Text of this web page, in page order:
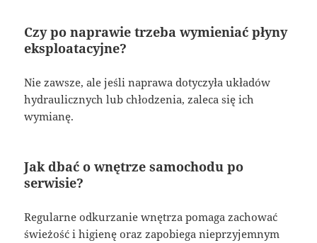
Czy po naprawie trzeba wymieniać płyny
eksploatacyjne?
Nie zawsze, ale jeśli naprawa dotyczyła układów
hydraulicznych lub chłodzenia, zaleca się ich
wymianę.
Jak dbać o wnętrze samochodu po
serwisie?
Regularne odkurzanie wnętrza pomaga zachować
świeżość i higienę oraz zapobiega nieprzyjemnym